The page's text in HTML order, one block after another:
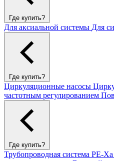
Где купить?
Для аксиальной системы Для
Где купить?
Циркуляционные насосы
частотным регулированием
Где купить?
Трубопроводная система PE-Xa